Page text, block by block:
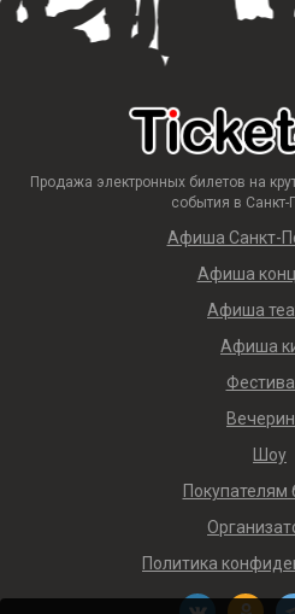
Продажа электронных билетов на
события в Санкт-
Афиша Санкт-
Афиша
Афиша
Афиша
Шоу
Покупателям
Политика